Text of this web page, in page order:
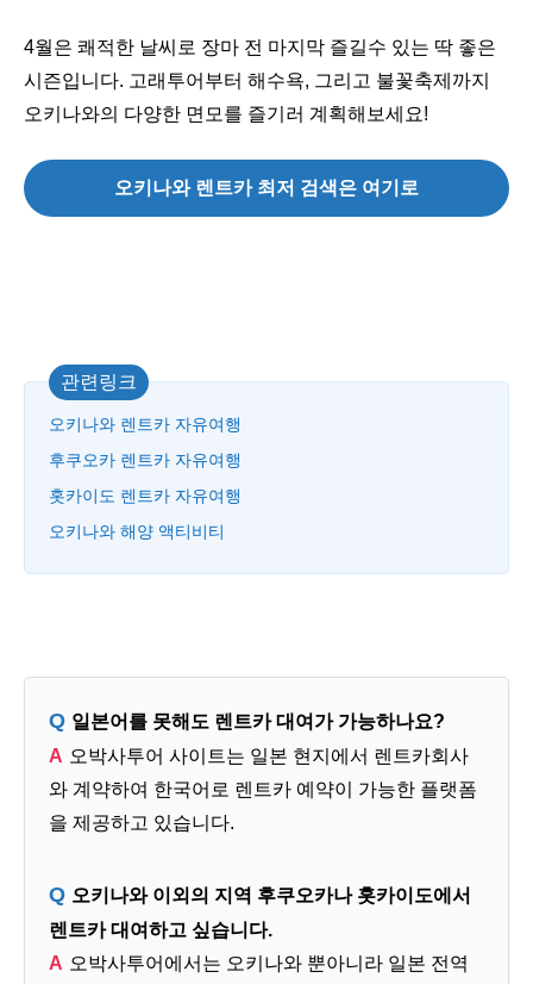
4월은 쾌적한 날씨로 장마 전 마지막 즐길수 있는 딱 좋은
시즌입니다. 고래투어부터 해수욕, 그리고 불꽃축제까지
오키나와의 다양한 면모를 즐기러 계획해보세요!
오키나와 렌트카 최저 검색은 여기로
관련링크
오키나와 렌트카 자유여행
후쿠오카 렌트카 자유여행
홋카이도 렌트카 자유여행
오키나와 해양 액티비티
일본어를 못해도 렌트카 대여가 가능하나요?
오박사투어 사이트는 일본 현지에서 렌트카회사
와 계약하여 한국어로 렌트카 예약이 가능한 플랫폼
을 제공하고 있습니다.
오키나와 이외의 지역 후쿠오카나 홋카이도에서
렌트카 대여하고 싶습니다.
오박사투어에서는 오키나와 뿐아니라 일본 전역